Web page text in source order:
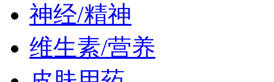
神经/精神
维生素/营养